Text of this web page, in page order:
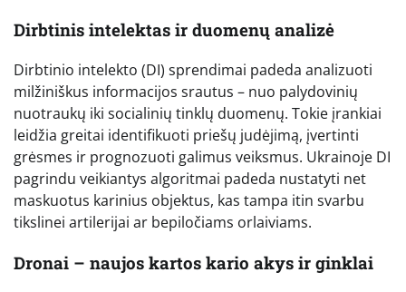
Dirbtinis intelektas ir duomenų analizė
Dirbtinio intelekto (DI) sprendimai padeda analizuoti
milžiniškus informacijos srautus – nuo palydovinių
nuotraukų iki socialinių tinklų duomenų. Tokie įrankiai
leidžia greitai identifikuoti priešų judėjimą, įvertinti
grėsmes ir prognozuoti galimus veiksmus. Ukrainoje DI
pagrindu veikiantys algoritmai padeda nustatyti net
maskuotus karinius objektus, kas tampa itin svarbu
tikslinei artilerijai ar bepiločiams orlaiviams.
Dronai – naujos kartos kario akys ir ginklai